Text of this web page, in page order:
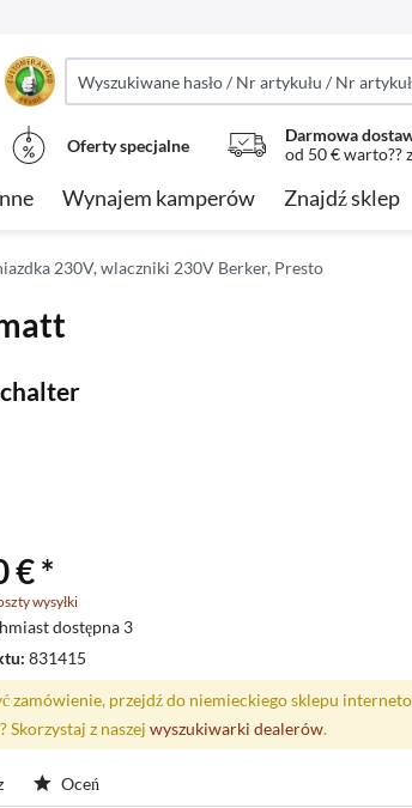
Oferty specjalne
Darmowa
od 50 € warto??
Wynajem kamperów Znajdź sklep
230V, wlaczniki 230V Berker, Presto
€ *
wysyłki
dostępna 3
831415
zamówienie, przejdź do niemieckiego sklepu
Skorzystaj z naszejwyszukiwarki dealerów.
Oceń